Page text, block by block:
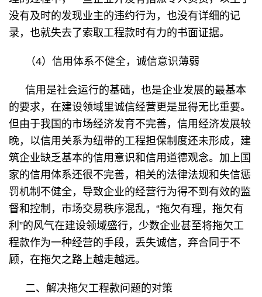
没有及时的发现业主的违约行为，也没有详细的记
录，也就失去了索取工程款时有力的书面证据。
（4）信用体系不健全，诚信意识薄弱
信用是社会运行的基础，也是企业发展的最基本
的要求，在建设领域里诚信经营更是显得无比重要。
但由于我国的市场经济发育不完善，信用经济发展较
晚，以信用关系为纽带的工程担保制度还未形成，建
筑企业缺乏基本的信用意识和信用道德观念。加上国
家的信用体系还很不完善，相关的法律法规和失信惩
罚机制不健全，导致企业的经营行为得不到有效的监
督和控制，市场交易秩序混乱，“拖欠有理，拖欠有
利”的风气在建设领域盛行，少数企业甚至将拖欠工
程款作为一种经营的手段，丢失诚信，弃合同于不
顾，在拖欠之路上越走越远。
二、解决拖欠工程款问题的对策